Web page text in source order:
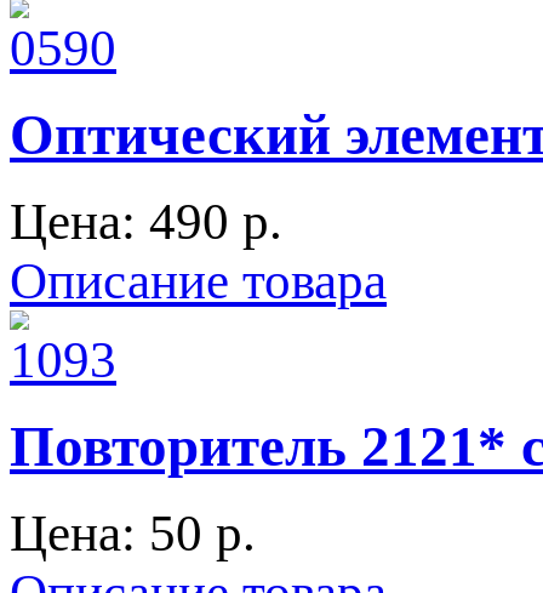
Оптический
Цена: 490 p.
Описание товара
Повторитель 2121*
Цена: 50 p.